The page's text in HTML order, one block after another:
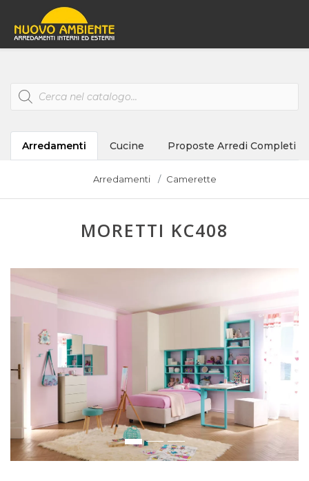
Products
search
Arredamenti Cucine Proposte Arredi Completi
Arredamenti Camerette
MORETTI KC408